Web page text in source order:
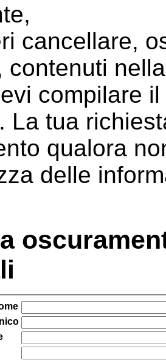
cancellare,
contenuti
compilare
La tua
qualora
delle